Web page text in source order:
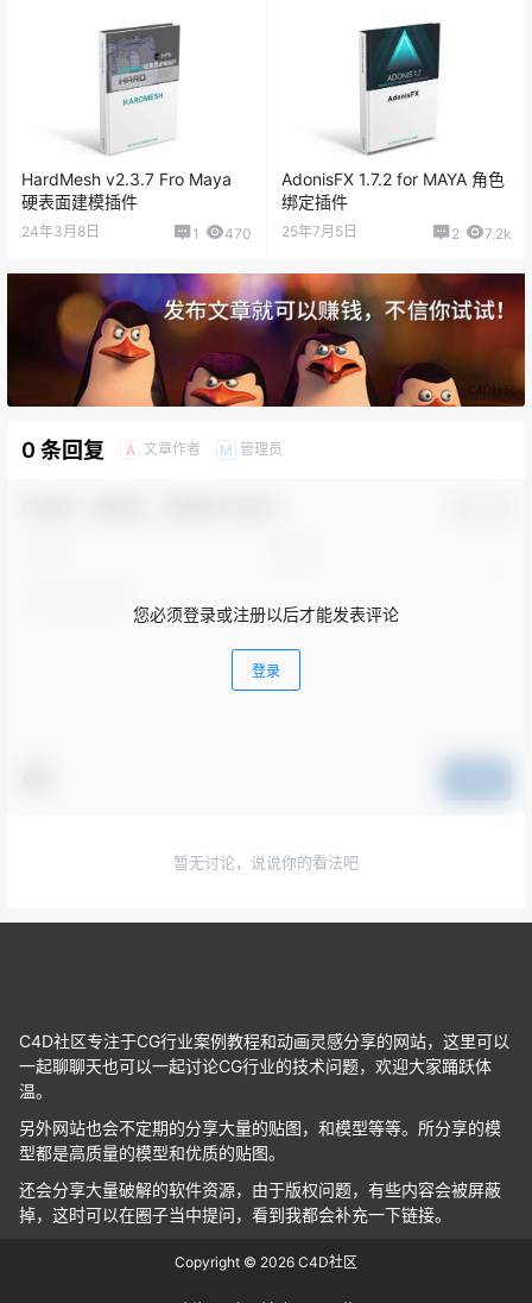
HardMesh v2.3.7 Fro Maya
硬表面建模插件
24年3月8日 1 470
AdonisFX 1.7.2 for MAYA 角色
绑定插件
25年7月5日 2 7.2k
0 条回复 A 文章作者 M 管理员
您必须登录或注册以后才能发表评论
登录
暂无讨论，说说你的看法吧
C4D社区专注于CG行业案例教程和动画灵感分享的网站，这里可以
一起聊聊天也可以一起讨论CG行业的技术问题，欢迎大家踊跃体
温。
另外网站也会不定期的分享大量的贴图，和模型等等。所分享的模
型都是高质量的模型和优质的贴图。
还会分享大量破解的软件资源，由于版权问题，有些内容会被屏蔽
掉，这时可以在圈子当中提问，看到我都会补充一下链接。
Copyright © 2026 C4D社区